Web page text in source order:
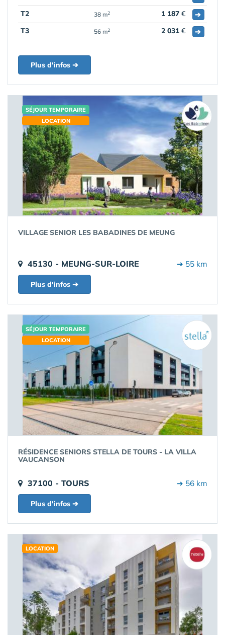
T2
38 m2 1 187 €
➔
T3
56 m2 2 031 € ➔
Plus d'infos ➔
SÉJOUR TEMPORAIRE
LOCATION
VILLAGE SENIOR LES BABADINES DE MEUNG
45130 - MEUNG-SUR-LOIRE ➔ 55 km
Plus d'infos ➔
SÉJOUR TEMPORAIRE
LOCATION
RÉSIDENCE SENIORS STELLA DE TOURS - LA VILLA
VAUCANSON
37100 - TOURS ➔ 56 km
Plus d'infos ➔
LOCATION